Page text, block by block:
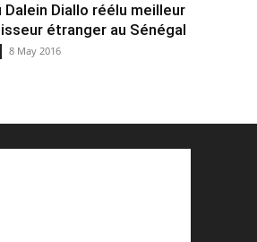
Dalein Diallo réélu meilleur
étranger au Sénégal
8 May 2016